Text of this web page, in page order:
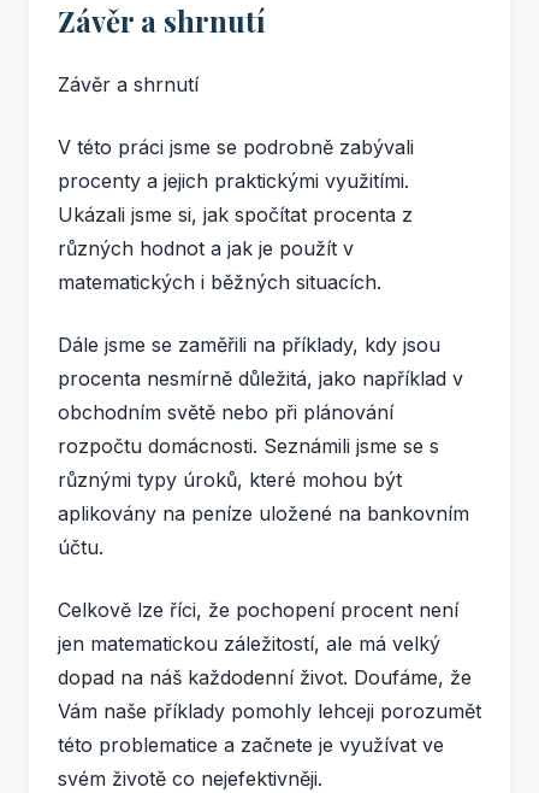
Závěr a shrnutí
Závěr a shrnutí
V této práci jsme se podrobně zabývali
procenty a jejich praktickými využitími.
Ukázali jsme si, jak spočítat procenta z
různých hodnot a jak je použít v
matematických i běžných situacích.
Dále jsme se zaměřili na příklady, kdy jsou
procenta nesmírně důležitá, jako například v
obchodním světě nebo při plánování
rozpočtu domácnosti. Seznámili jsme se s
různými typy úroků, které mohou být
aplikovány na peníze uložené na bankovním
účtu.
Celkově lze říci, že pochopení procent není
jen matematickou záležitostí, ale má velký
dopad na náš každodenní život. Doufáme, že
Vám naše příklady pomohly lehceji porozumět
této problematice a začnete je využívat ve
svém životě co nejefektivněji.